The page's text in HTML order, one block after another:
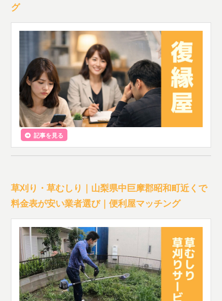
グ
記事を見る
草刈り・草むしり｜山梨県中巨摩郡昭和町近くで
料金表が安い業者選び｜便利屋マッチング